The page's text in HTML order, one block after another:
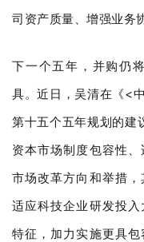
司资产质量、增强业务
下一个五年，并购仍
具。近日，吴清在《<
第十五个五年规划的建
资本市场制度包容性
市场改革方向和举措，
适应科技企业研发投
特征，加力实施更具包